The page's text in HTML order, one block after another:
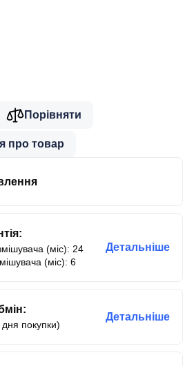
Порівняти
про товар
(міс): 24
(міс): 6
Детальніше
покупки)
Детальніше